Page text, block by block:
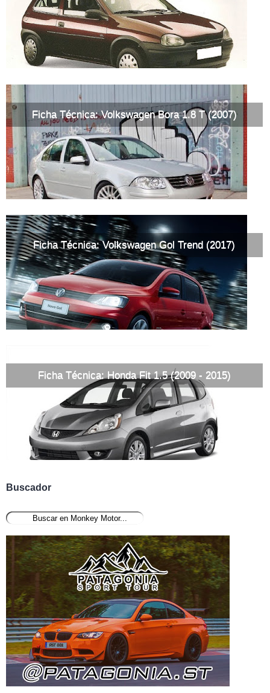
Ficha Técnica: Volkswagen Bora 1.8 T (2007)
Ficha Técnica: Volkswagen Gol Trend (2017)
Ficha Técnica: Honda Fit 1.5 (2009 - 2015)
Buscador